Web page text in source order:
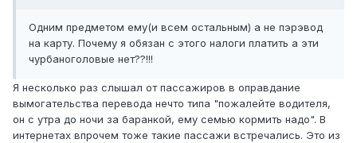
Одним предметом ему(и всем остальным) а не пэрэвод
на карту. Почему я обязан с этого налоги платить а эти
чурбаноголовые нет??!!!
Я несколько раз слышал от пассажиров в оправдание
вымогательства перевода нечто типа "пожалейте водителя,
он с утра до ночи за баранкой, ему семью кормить надо". В
интернетах впрочем тоже такие пассажи встречались. Это из